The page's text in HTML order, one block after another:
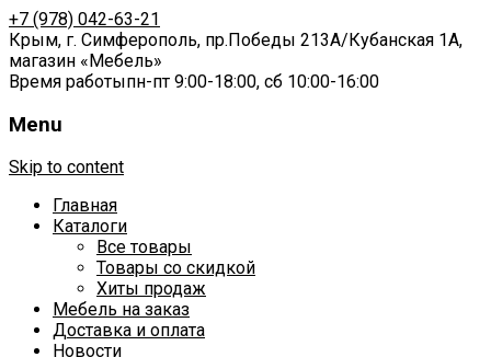
+7 (978) 042-63-21
Крым, г. Симферополь, пр.Победы 213А/Кубанская 1А,
магазин «Мебель»
Время работыпн-пт 9:00-18:00, сб 10:00-16:00
Menu
Skip to content
Главная
Каталоги
Все товары
Товары со скидкой
Хиты продаж
Мебель на заказ
Доставка и оплата
Новости